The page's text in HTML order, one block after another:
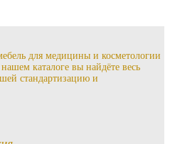
для медицины и косметологии
каталоге вы найдёте весь
стандартизацию и